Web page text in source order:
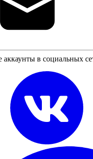
в социальных